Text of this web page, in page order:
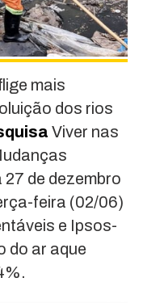
mais
dos rios
Viver nas
de dezembro
feira (02/06)
e Ipsos-
do ar aque